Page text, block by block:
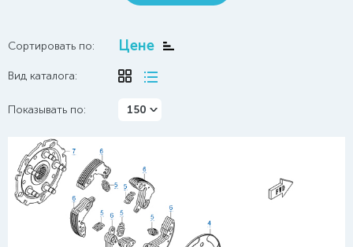
Сортировать по: Цене
Вид каталога:
Показывать по: 150